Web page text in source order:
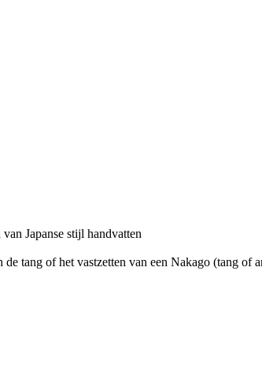
Japanse stijl handvatten
de tang of het vastzetten van een Nakago (tang